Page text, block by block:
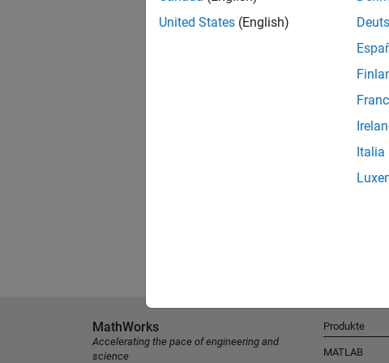
United States (English)
Italia
MathWorks
Accelerating the pace of engineering and
science
Produkte
MATLAB